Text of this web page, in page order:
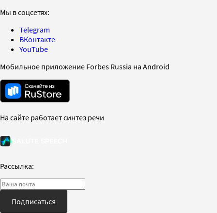
Мы в соцсетях:
Telegram
ВКонтакте
YouTube
Мобильное приложение Forbes Russia на Android
На сайте работает синтез речи
Рассылка:
Подписаться